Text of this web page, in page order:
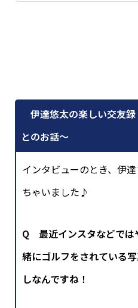
伊達悠太の楽しい交友
とのお話〜
インタビューのとき、伊
ちゃいました♪
Q 最近インスタなどでは
緒にゴルフをされている
しなんですね！